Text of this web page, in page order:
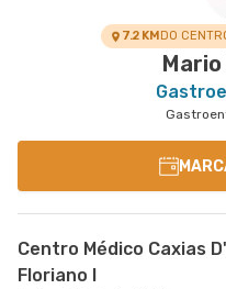
7.2 KMDO
Centro Médico Caxias
Floriano I